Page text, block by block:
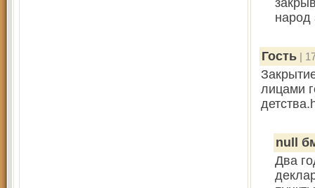
народ
Гость |
лицами
null
Два